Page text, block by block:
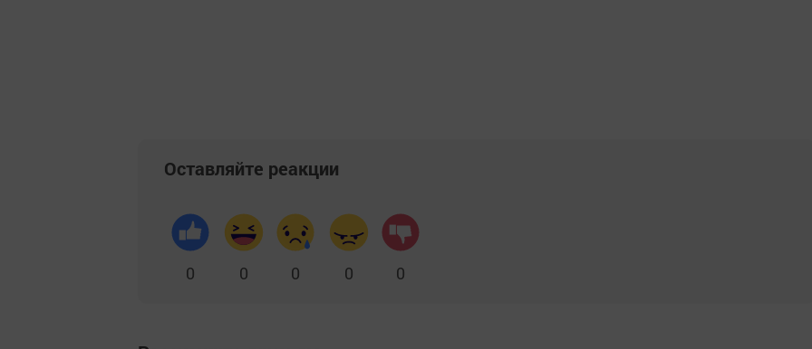
Оставляйте реакции
0 0 0 0 0